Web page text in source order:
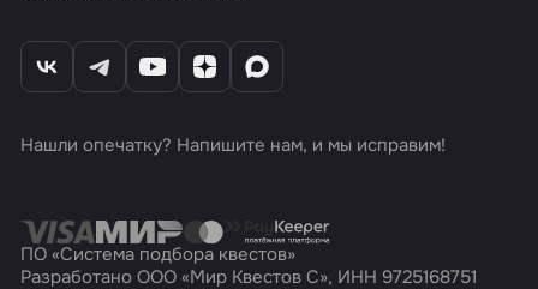
Нашли опечатку? Напишите нам, и мы исправим!
ПО «Система подбора квестов»
Разработано ООО «Мир Квестов С», ИНН 9725168751